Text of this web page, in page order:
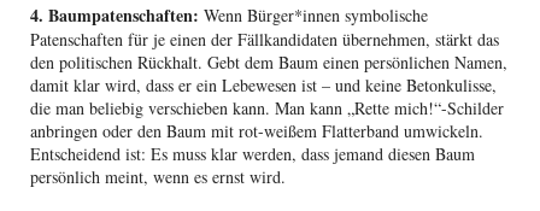
4. Baumpatenschaften: Wenn Bürger*innen symbolische
Patenschaften für je einen der Fällkandidaten übernehmen, stärkt das
den politischen Rückhalt. Gebt dem Baum einen persönlichen Namen,
damit klar wird, dass er ein Lebewesen ist – und keine Betonkulisse,
die man beliebig verschieben kann. Man kann „Rette mich!“-Schilder
anbringen oder den Baum mit rot-weißem Flatterband umwickeln.
Entscheidend ist: Es muss klar werden, dass jemand diesen Baum
persönlich meint, wenn es ernst wird.